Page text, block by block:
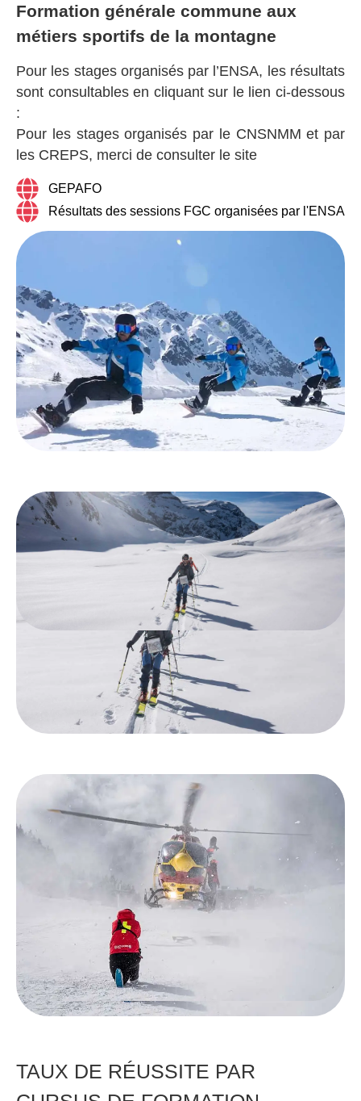
Formation générale commune aux
métiers sportifs de la montagne
Pour les stages organisés par l’ENSA, les résultats
sont consultables en cliquant sur le lien ci-dessous
:
Pour les stages organisés par le CNSNMM et par
les CREPS, merci de consulter le site
GEPAFO
Résultats des sessions FGC organisées par l'ENSA
TAUX DE RÉUSSITE PAR